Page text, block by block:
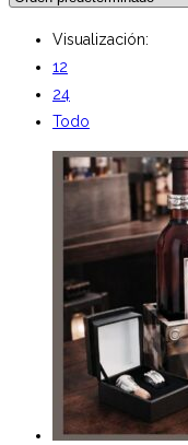
Visualización:
12
24
Todo